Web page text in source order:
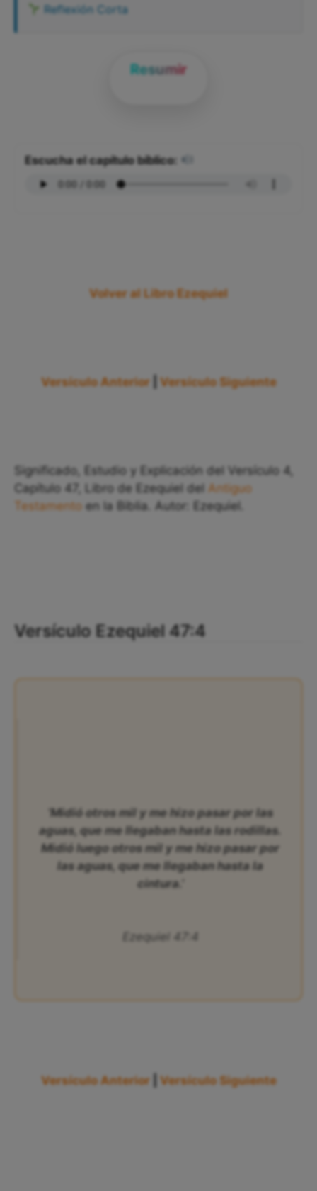
Reflexión Corta
Resumir
Escucha el capítulo bíblico:
Volver al Libro Ezequiel
Versículo Anterior Versículo Siguiente
Significado, Estudio y Explicación del Versículo 4,
Capítulo 47, Libro de Ezequiel del Antiguo
Testamento en la Biblia. Autor: Ezequiel.
Versículo Ezequiel 47:4
‘Midió otros mil y me hizo pasar por las
aguas, que me llegaban hasta las rodillas.
Midió luego otros mil y me hizo pasar por
las aguas, que me llegaban hasta la
cintura.’
Ezequiel 47:4
Versículo Anterior Versículo Siguiente